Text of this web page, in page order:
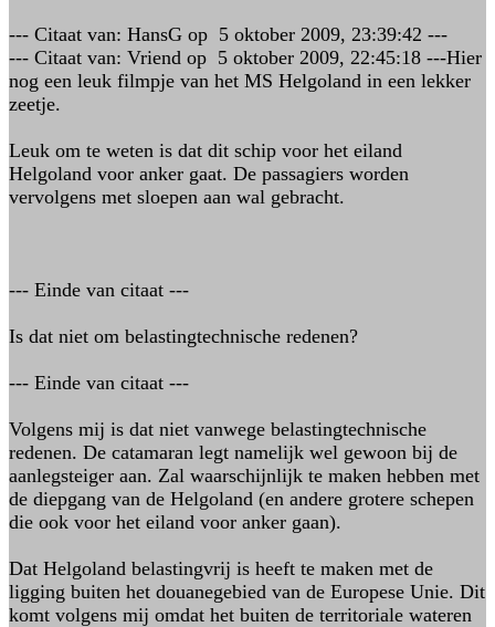
--- Citaat van: HansG op 5 oktober 2009, 23:39:42 ---
--- Citaat van: Vriend op 5 oktober 2009, 22:45:18 ---Hier
nog een leuk filmpje van het MS Helgoland in een lekker
zeetje.
Leuk om te weten is dat dit schip voor het eiland
Helgoland voor anker gaat. De passagiers worden
vervolgens met sloepen aan wal gebracht.
--- Einde van citaat ---
Is dat niet om belastingtechnische redenen?
--- Einde van citaat ---
Volgens mij is dat niet vanwege belastingtechnische
redenen. De catamaran legt namelijk wel gewoon bij de
aanlegsteiger aan. Zal waarschijnlijk te maken hebben met
de diepgang van de Helgoland (en andere grotere schepen
die ook voor het eiland voor anker gaan).
Dat Helgoland belastingvrij is heeft te maken met de
ligging buiten het douanegebied van de Europese Unie. Dit
komt volgens mij omdat het buiten de territoriale wateren